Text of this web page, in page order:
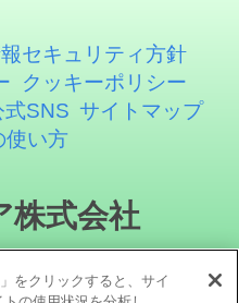
セキュリティ方針
クッキーポリシー
式SNS サイトマップ
使い方
株式会社
をクリックすると、サイ